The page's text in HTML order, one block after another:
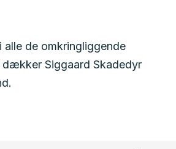
alle de omkringliggende
dækker Siggaard Skadedyr